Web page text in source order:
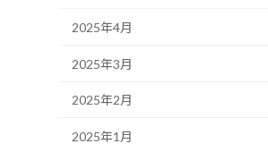
2025年4月
2025年3月
2025年2月
2025年1月